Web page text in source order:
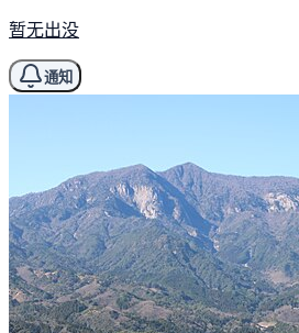
暂无出没
通知